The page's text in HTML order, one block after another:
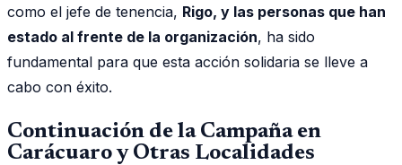
como el jefe de tenencia, Rigo, y las personas que han
estado al frente de la organización, ha sido
fundamental para que esta acción solidaria se lleve a
cabo con éxito.
Continuación de la Campaña en
Carácuaro y Otras Localidades